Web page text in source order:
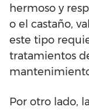
hermoso y
o el castaño,
este tipo
tratamientos
Por otro lado,